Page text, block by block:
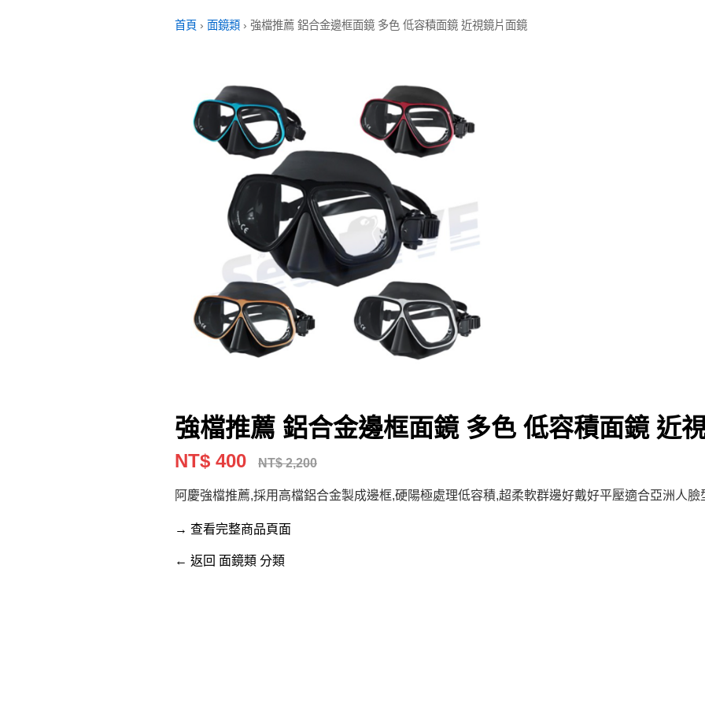
首頁 › 面鏡類 › 強檔推薦 鋁合金邊框面鏡 多色 低容積面鏡 近視鏡片面鏡
強檔推薦 鋁合金邊框面鏡 多色 低容積面鏡 近
NT$ 400 NT$ 2,200
阿慶強檔推薦,採用高檔鋁合金製成邊框,硬陽極處理低容積,超柔軟群邊好戴好平壓適合亞洲人臉
→ 查看完整商品頁面
← 返回 面鏡類 分類